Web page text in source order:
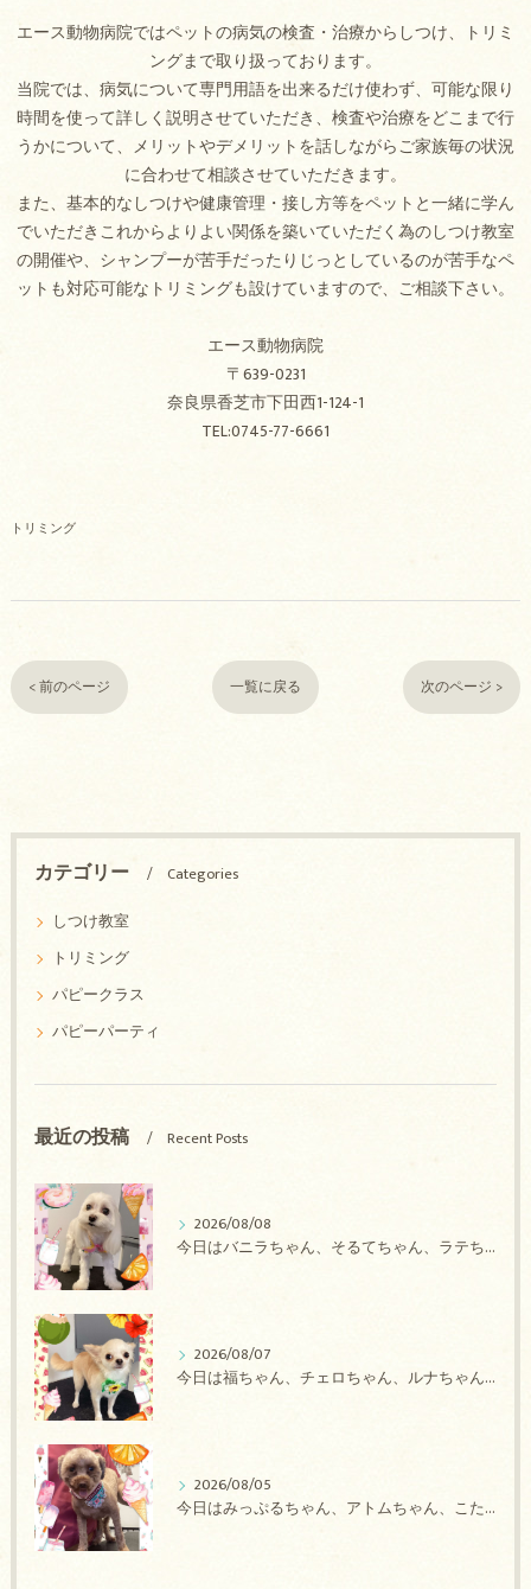
エース動物病院ではペットの病気の検査・治療からしつけ、トリミ
ングまで取り扱っております。
当院では、病気について専門用語を出来るだけ使わず、可能な限り
時間を使って詳しく説明させていただき、検査や治療をどこまで行
うかについて、メリットやデメリットを話しながらご家族毎の状況
に合わせて相談させていただきます。
また、基本的なしつけや健康管理・接し方等をペットと一緒に学ん
でいただきこれからよりよい関係を築いていただく為のしつけ教室
の開催や、シャンプーが苦手だったりじっとしているのが苦手なペ
ットも対応可能なトリミングも設けていますので、ご相談下さい。
エース動物病院
〒639-0231
奈良県香芝市下田西1-124-1
TEL:0745-77-6661
トリミング
< 前のページ 一覧に戻る 次のページ >
カテゴリー
Categories
しつけ教室
トリミング
パピークラス
パピーパーティ
最近の投稿 Recent Posts
2026/08/08
今日はバニラちゃん、そるてちゃん、ラテちゃん、バニラちゃん、チョコちゃん、ベリーちゃん、メロンちゃん、もこちゃんのトリミングの紹介です【奈良のエース動物病院】
2026/08/07
今日は福ちゃん、チェロちゃん、ルナちゃん、Royちゃん、アネラちゃん、ポコちゃんのトリミングの紹介です【奈良のエース動物病院】
2026/08/05
今日はみっぷるちゃん、アトムちゃん、こたろうちゃん、ルルちゃん、アンジュちゃん、がぶちゃんのトリミングの紹介です【奈良のエース動物病院】